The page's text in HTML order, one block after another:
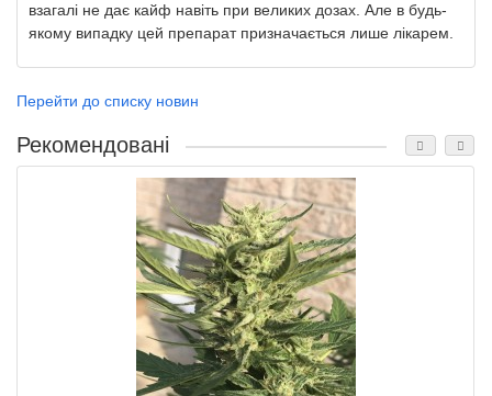
взагалі не дає кайф навіть при великих дозах. Але в будь-
якому випадку цей препарат призначається лише лікарем.
Перейти до списку новин
Рекомендовані